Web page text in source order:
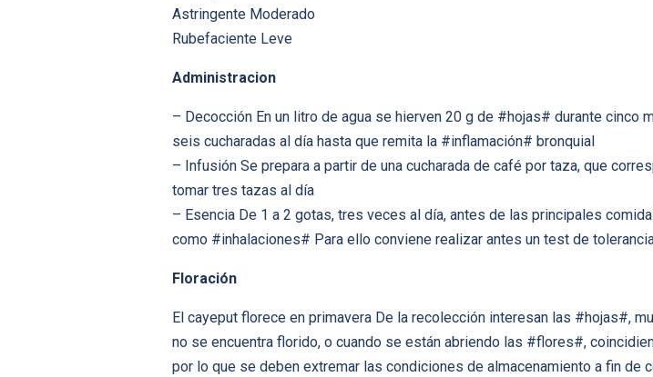
Astringente Moderado
Rubefaciente Leve
Administracion
– Decocción En un litro de agua se hierven 20 g de #hojas# durante
seis cucharadas al día hasta que remita la #inflamación# bronquial
– Infusión Se prepara a partir de una cucharada de café por taza, que
tomar tres tazas al día
– Esencia De 1 a 2 gotas, tres veces al día, antes de las principales
como #inhalaciones# Para ello conviene realizar antes un test de
Floración
El cayeput florece en primavera De la recolección interesan las #hojas#,
no se encuentra florido, o cuando se están abriendo las #flores#,
por lo que se deben extremar las condiciones de almacenamiento a fin de